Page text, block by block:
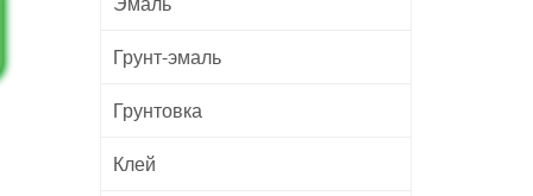
Грунт-эмаль
Грунтовка
Клей